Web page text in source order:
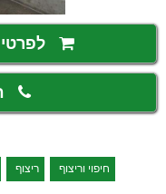
חיפוי וריצוף ריצוף